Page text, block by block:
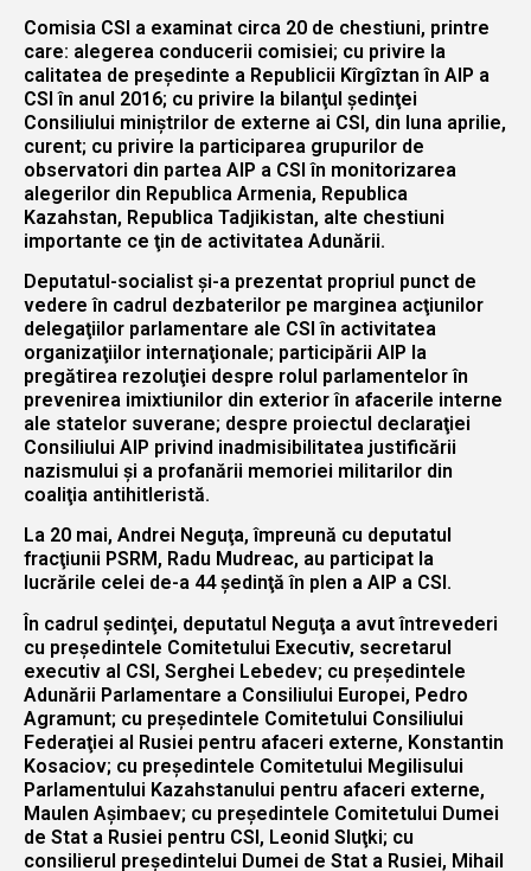
Comisia CSI a examinat circa 20 de chestiuni, printre
care: alegerea conducerii comisiei; cu privire la
calitatea de preşedinte a Republicii Kîrgîztan în AIP a
CSI în anul 2016; cu privire la bilanţul şedinţei
Consiliului miniştrilor de externe ai CSI, din luna aprilie,
curent; cu privire la participarea grupurilor de
observatori din partea AIP a CSI în monitorizarea
alegerilor din Republica Armenia, Republica
Kazahstan, Republica Tadjikistan, alte chestiuni
importante ce ţin de activitatea Adunării.
Deputatul-socialist şi-a prezentat propriul punct de
vedere în cadrul dezbaterilor pe marginea acţiunilor
delegaţiilor parlamentare ale CSI în activitatea
organizaţiilor internaţionale; participării AIP la
pregătirea rezoluţiei despre rolul parlamentelor în
prevenirea imixtiunilor din exterior în afacerile interne
ale statelor suverane; despre proiectul declaraţiei
Consiliului AIP privind inadmisibilitatea justificării
nazismului şi a profanării memoriei militarilor din
coaliţia antihitleristă.
La 20 mai, Andrei Neguţa, împreună cu deputatul
fracţiunii PSRM, Radu Mudreac, au participat la
lucrările celei de-a 44 şedinţă în plen a AIP a CSI.
În cadrul şedinţei, deputatul Neguţa a avut întrevederi
cu preşedintele Comitetului Executiv, secretarul
executiv al CSI, Serghei Lebedev; cu preşedintele
Adunării Parlamentare a Consiliului Europei, Pedro
Agramunt; cu preşedintele Comitetului Consiliului
Federaţiei al Rusiei pentru afaceri externe, Konstantin
Kosaciov; cu preşedintele Comitetului Megilisului
Parlamentului Kazahstanului pentru afaceri externe,
Maulen Aşimbaev; cu preşedintele Comitetului Dumei
de Stat a Rusiei pentru CSI, Leonid Sluţki; cu
consilierul preşedintelui Dumei de Stat a Rusiei, Mihail